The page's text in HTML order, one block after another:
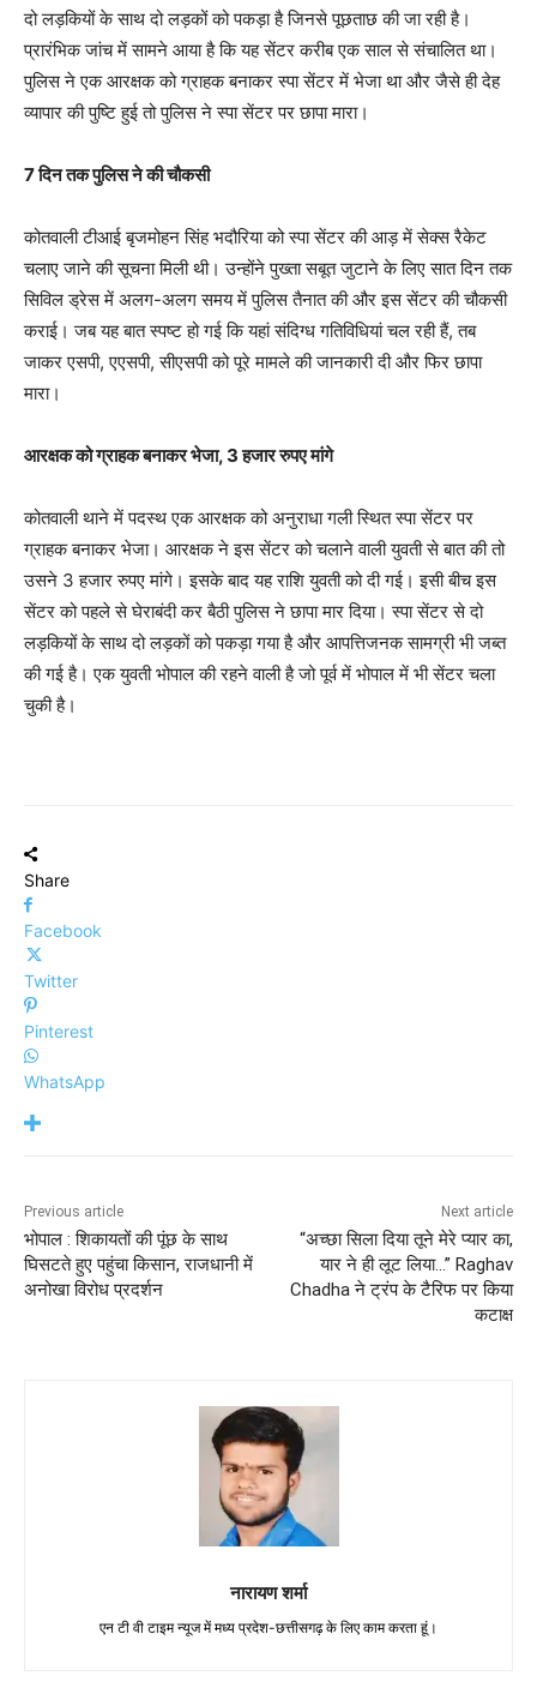
दो लड़कियों के साथ दो लड़कों को पकड़ा है जिनसे पूछताछ की जा रही है।
प्रारंभिक जांच में सामने आया है कि यह सेंटर करीब एक साल से संचालित था।
पुलिस ने एक आरक्षक को ग्राहक बनाकर स्पा सेंटर में भेजा था और जैसे ही देह
व्यापार की पुष्टि हुई तो पुलिस ने स्पा सेंटर पर छापा मारा।
7 दिन तक पुलिस ने की चौकसी
कोतवाली टीआई बृजमोहन सिंह भदौरिया को स्पा सेंटर की आड़ में सेक्स रैकेट
चलाए जाने की सूचना मिली थी। उन्होंने पुख्ता सबूत जुटाने के लिए सात दिन तक
सिविल ड्रेस में अलग-अलग समय में पुलिस तैनात की और इस सेंटर की चौकसी
कराई। जब यह बात स्पष्ट हो गई कि यहां संदिग्ध गतिविधियां चल रही हैं, तब
जाकर एसपी, एएसपी, सीएसपी को पूरे मामले की जानकारी दी और फिर छापा
मारा।
आरक्षक को ग्राहक बनाकर भेजा, 3 हजार रुपए मांगे
कोतवाली थाने में पदस्थ एक आरक्षक को अनुराधा गली स्थित स्पा सेंटर पर
ग्राहक बनाकर भेजा। आरक्षक ने इस सेंटर को चलाने वाली युवती से बात की तो
उसने 3 हजार रुपए मांगे। इसके बाद यह राशि युवती को दी गई। इसी बीच इस
सेंटर को पहले से घेराबंदी कर बैठी पुलिस ने छापा मार दिया। स्पा सेंटर से दो
लड़कियों के साथ दो लड़कों को पकड़ा गया है और आपत्तिजनक सामग्री भी जब्त
की गई है। एक युवती भोपाल की रहने वाली है जो पूर्व में भोपाल में भी सेंटर चला
चुकी है।
Share
Facebook
Twitter
Pinterest
WhatsApp
Previous article
भोपाल : शिकायतों की पूंछ के साथ
घिसटते हुए पहुंचा किसान, राजधानी में
अनोखा विरोध प्रदर्शन
Next article
“अच्छा सिला दिया तूने मेरे प्यार का,
यार ने ही लूट लिया…” Raghav
Chadha ने ट्रंप के टैरिफ पर किया
कटाक्ष
नारायण शर्मा
एन टी वी टाइम न्यूज में मध्य प्रदेश-छत्तीसगढ़ के लिए काम करता हूं।